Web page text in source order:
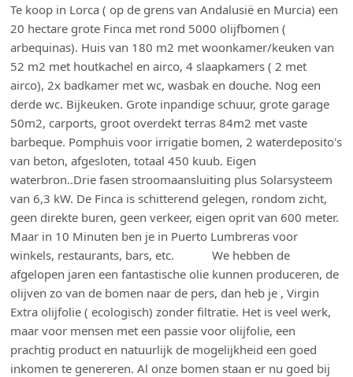
Te koop in Lorca ( op de grens van Andalusië en Murcia) een
20 hectare grote Finca met rond 5000 olijfbomen (
arbequinas). Huis van 180 m2 met woonkamer/keuken van
52 m2 met houtkachel en airco, 4 slaapkamers ( 2 met
airco), 2x badkamer met wc, wasbak en douche. Nog een
derde wc. Bijkeuken. Grote inpandige schuur, grote garage
50m2, carports, groot overdekt terras 84m2 met vaste
barbeque. Pomphuis voor irrigatie bomen, 2 waterdeposito's
van beton, afgesloten, totaal 450 kuub. Eigen
waterbron..Drie fasen stroomaansluiting plus Solarsysteem
van 6,3 kW. De Finca is schitterend gelegen, rondom zicht,
geen direkte buren, geen verkeer, eigen oprit van 600 meter.
Maar in 10 Minuten ben je in Puerto Lumbreras voor
winkels, restaurants, bars, etc. We hebben de
afgelopen jaren een fantastische olie kunnen produceren, de
olijven zo van de bomen naar de pers, dan heb je , Virgin
Extra olijfolie ( ecologisch) zonder filtratie. Het is veel werk,
maar voor mensen met een passie voor olijfolie, een
prachtig product en natuurlijk de mogelijkheid een goed
inkomen te genereren. Al onze bomen staan er nu goed bij